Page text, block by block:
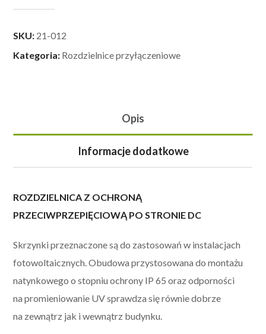
SKU: 21-012
Kategoria: Rozdzielnice przyłączeniowe
Opis
Informacje dodatkowe
ROZDZIELNICA Z OCHRONĄ
PRZECIWPRZEPIĘCIOWĄ PO STRONIE DC
Skrzynki przeznaczone są do zastosowań w instalacjach
fotowoltaicznych. Obudowa przystosowana do montażu
natynkowego o stopniu ochrony IP 65 oraz odporności
na promieniowanie UV sprawdza się równie dobrze
na zewnątrz jak i wewnątrz budynku.